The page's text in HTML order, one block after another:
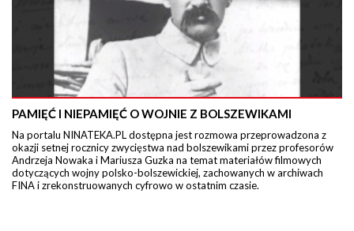
PAMIĘĆ I NIEPAMIĘĆ O WOJNIE Z BOLSZEWIKAMI
Na portalu NINATEKA.PL dostępna jest rozmowa przeprowadzona z
okazji setnej rocznicy zwycięstwa nad bolszewikami przez profesorów
Andrzeja Nowaka i Mariusza Guzka na temat materiałów filmowych
dotyczących wojny polsko-bolszewickiej, zachowanych w archiwach
FINA i zrekonstruowanych cyfrowo w ostatnim czasie.